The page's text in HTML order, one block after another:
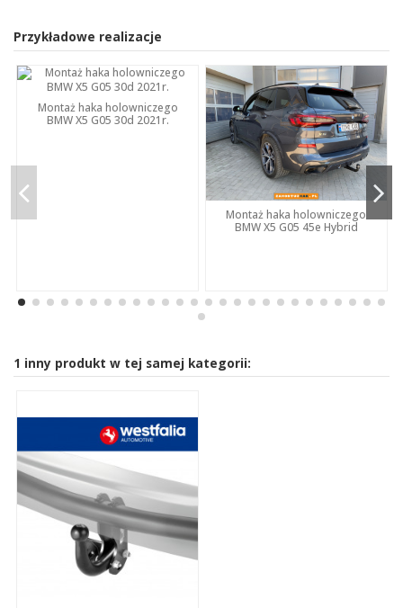
Przykładowe realizacje
Montaż haka holowniczego
BMW X5 G05 30d 2021r.
Montaż haka holowniczego
BMW X5 G05 45e Hybrid
1 inny produkt w tej samej kategorii: